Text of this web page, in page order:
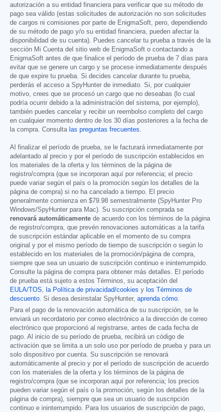
autorización a su entidad financiera para verificar que su método de
pago sea válido (estas solicitudes de autorización no son solicitudes
de cargos ni comisiones por parte de EnigmaSoft, pero, dependiendo
de su método de pago y/o su entidad financiera, pueden afectar la
disponibilidad de su cuenta). Puedes cancelar tu prueba a través de la
sección Mi Cuenta del sitio web de EnigmaSoft o contactando a
EnigmaSoft antes de que finalice el período de prueba de 7 días para
evitar que se genere un cargo y se procese inmediatamente después
de que expire tu prueba. Si decides cancelar durante tu prueba,
perderás el acceso a SpyHunter de inmediato. Si, por cualquier
motivo, crees que se procesó un cargo que no deseabas (lo cual
podría ocurrir debido a la administración del sistema, por ejemplo),
también puedes cancelar y recibir un reembolso completo del cargo
en cualquier momento dentro de los 30 días posteriores a la fecha de
la compra. Consulta las preguntas frecuentes
Al finalizar el período de prueba, se le facturará inmediatamente por
adelantado al precio y por el período de suscripción establecidos en
los materiales de la oferta y los términos de la página de
registro/compra (que se incorporan aquí por referencia; el precio
puede variar según el país o la promoción según los detalles de la
página de compra) si no ha cancelado a tiempo. El precio
generalmente comienza en $79.98 semestralmente (SpyHunter Pro
Windows/SpyHunter para Mac). Su suscripción comprada se
renovará automáticamente de acuerdo con los términos de la página
de registro/compra, que prevén renovaciones automáticas a la tarifa
de suscripción estándar aplicable en el momento de su compra
original y por el mismo período de tiempo de suscripción o según lo
establecido en los materiales de la promoción/página de compra,
siempre que sea un usuario de suscripción continuo e ininterrumpido.
Consulte la página de compra para obtener más detalles. El período
de prueba está sujeto a estos Términos, su aceptación del
EULA/TOS
la Política de privacidad/cookies y los Términos de
descuento . Si desea desinstalar SpyHunter, aprenda cómo
Para el pago de la renovación automática de su suscripción, se le
enviará un recordatorio por correo electrónico a la dirección de correo
electrónico que proporcionó al registrarse, antes de cada fecha de
pago. Al inicio de su período de prueba, recibirá un código de
activación que se limita a un solo uso por período de prueba y para un
solo dispositivo por cuenta. Su suscripción se renovará
automáticamente al precio y por el período de suscripción de acuerdo
con los materiales de la oferta y los términos de la página de
registro/compra (que se incorporan aquí por referencia; los precios
pueden variar según el país o la promoción, según los detalles de la
página de compra), siempre que sea un usuario de suscripción
continuo e ininterrumpido. Para los usuarios de suscripción de pago,